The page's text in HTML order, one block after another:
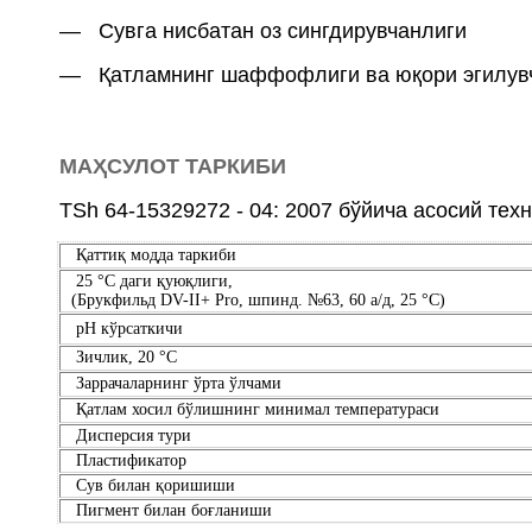
― Сувга нисбатан оз сингдирувчанлиги
― Қатламнинг шаффофлиги ва юқори
МАҲСУЛОТ ТАРКИБИ
TSh 64-15329272 - 04: 2007 бўйича асосий
Қаттиқ модда таркиби
25 °С даги қуюқлиги,
(Брукфильд DV-II+ Pro, шпинд. №63, 60 а/д, 25 °С)
pH кўрсаткичи
Зичлик, 20 °С
Заррачаларнинг ўрта ўлчами
Қатлам хосил бўлишнинг минимал температураси
Дисперсия тури
Пластификатор
Сув билан қоришиши
Пигмент билан боғланиши